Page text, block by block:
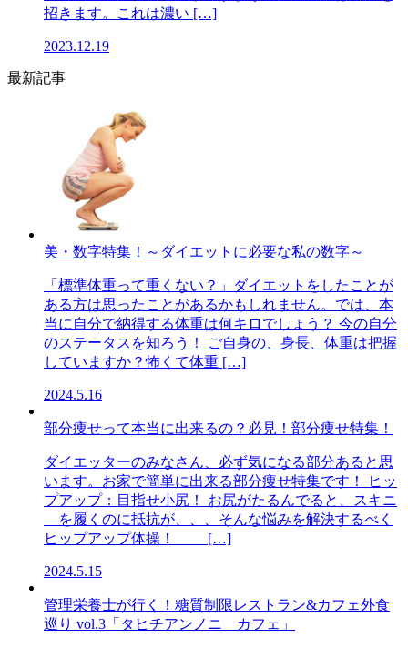
招きます。これは濃い […]
2023.12.19
最新記事
美・数字特集！～ダイエットに必要な私の数字～
「標準体重って重くない？」ダイエットをしたことが
ある方は思ったことがあるかもしれません。では、本
当に自分で納得する体重は何キロでしょう？ 今の自分
のステータスを知ろう！ ご自身の、身長、体重は把握
していますか？怖くて体重 […]
2024.5.16
部分痩せって本当に出来るの？必見！部分痩せ特集！
ダイエッターのみなさん、必ず気になる部分あると思
います。お家で簡単に出来る部分痩せ特集です！ ヒッ
プアップ：目指せ小尻！ お尻がたるんでると、スキニ
―を履くのに抵抗が、、、そんな悩みを解決するべく
ヒップアップ体操！ […]
2024.5.15
管理栄養士が行く！糖質制限レストラン&カフェ外食
巡り vol.3「タヒチアンノニ カフェ」